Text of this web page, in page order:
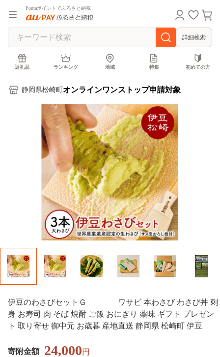
Pontaポイントでふるさと納税
詳細検索
返礼品 ランキング 地域 特集 初めての方
静岡県松崎町 オンラインワンストップ申請対象
伊豆のわさびセットＧ ワサビ 本わさび わさび丼 刺
身 お寿司 肉 そば 焼酎 ご飯 おにぎり 薬味 ギフト プレゼン
ト 取り寄せ 御中元 お歳暮 産地直送 静岡県 松崎町 伊豆
寄附金額 24,000円